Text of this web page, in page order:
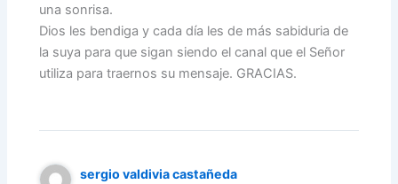
una sonrisa.
Dios les bendiga y cada día les de más sabiduria de
la suya para que sigan siendo el canal que el Señor
utiliza para traernos su mensaje. GRACIAS.
sergio valdivia castañeda